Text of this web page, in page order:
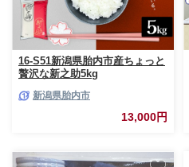
16-S51新潟県胎内市産ちょっと
贅沢な新之助5kg
新潟県胎内市
13,000円